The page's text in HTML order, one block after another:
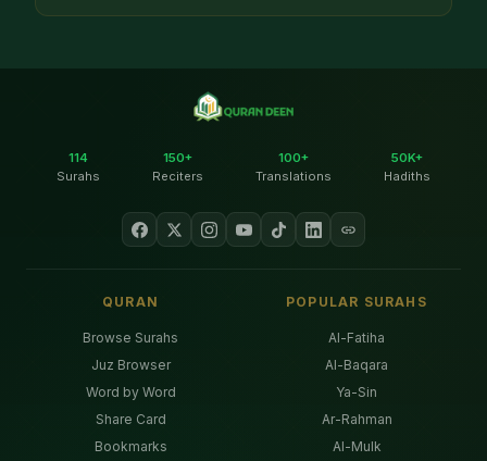
114
Surahs
150+
Reciters
100+
Translations
50K+
Hadiths
QURAN
Browse Surahs
Juz Browser
Word by Word
Share Card
Bookmarks
POPULAR SURAHS
Al-Fatiha
Al-Baqara
Ya-Sin
Ar-Rahman
Al-Mulk